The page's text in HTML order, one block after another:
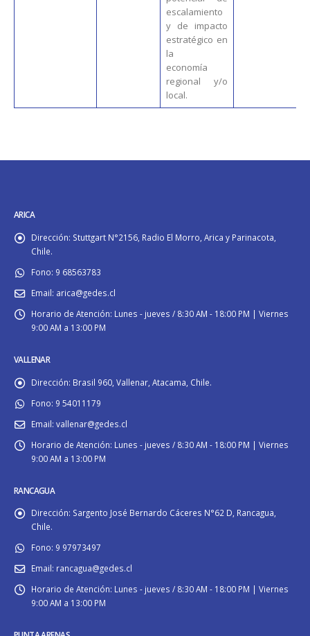
escalamiento
y de impacto
estratégico en
la
economía
regional y/o
local.
ARICA
Dirección: Stuttgart N°2156, Radio El Morro, Arica y Parinacota,
Chile.
Fono: 9 68563783
Email: arica@gedes.cl
Horario de Atención: Lunes - jueves / 8:30 AM - 18:00 PM | Viernes
9:00 AM a 13:00 PM
VALLENAR
Dirección: Brasil 960, Vallenar, Atacama, Chile.
Fono: 9 54011179
Email: vallenar@gedes.cl
Horario de Atención: Lunes - jueves / 8:30 AM - 18:00 PM | Viernes
9:00 AM a 13:00 PM
RANCAGUA
Dirección: Sargento José Bernardo Cáceres N°62 D, Rancagua,
Chile.
Fono: 9 97973497
Email: rancagua@gedes.cl
Horario de Atención: Lunes - jueves / 8:30 AM - 18:00 PM | Viernes
9:00 AM a 13:00 PM